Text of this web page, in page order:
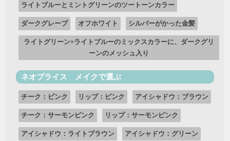
ライトブルーとミントグリーンのツートーンカラー
ダークグレープ オフホワイト シルバーがかった金髪
ライトグリーン×ライトブルーのミックスカラーに、ダークグリ
ーンのメッシュ入り
ネオブライス メイクで選ぶ
チーク：ピンク リップ：ピンク アイシャドウ：ブラウン
チーク：サーモンピンク リップ：サーモンピンク
アイシャドウ：ライトブラウン アイシャドウ：グリーン